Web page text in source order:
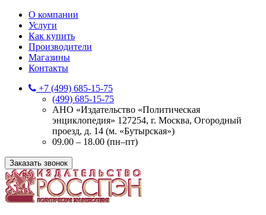
О компании
Услуги
Как купить
Производители
Магазины
Контакты
+7 (499) 685-15-75
(499) 685-15-75
АНО «Издательство «Политическая
энциклопедия» 127254, г. Москва, Огородный
проезд, д. 14 (м. «Бутырская»)
09.00 – 18.00 (пн–пт)
Заказать звонок